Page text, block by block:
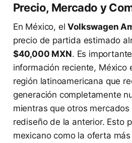
Precio, Mercado y
En México, elVolkswagen
precio de partida estimado
$40,000 MXN. Es
información reciente, México
región latinoamericana que
generación completamente
mientras que otros
rediseño de la anterior. Esto
mexicano como la oferta